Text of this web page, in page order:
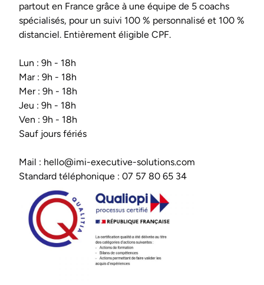
partout en France grâce à une équipe de 5 coachs
spécialisés, pour un suivi 100 % personnalisé et 100 %
distanciel. Entièrement éligible CPF.
Lun : 9h - 18h
Mar : 9h - 18h
Mer : 9h - 18h
Jeu : 9h - 18h
Ven : 9h - 18h
Sauf jours fériés
Mail : hello@imi-executive-solutions.com
Standard téléphonique : 07 57 80 65 34